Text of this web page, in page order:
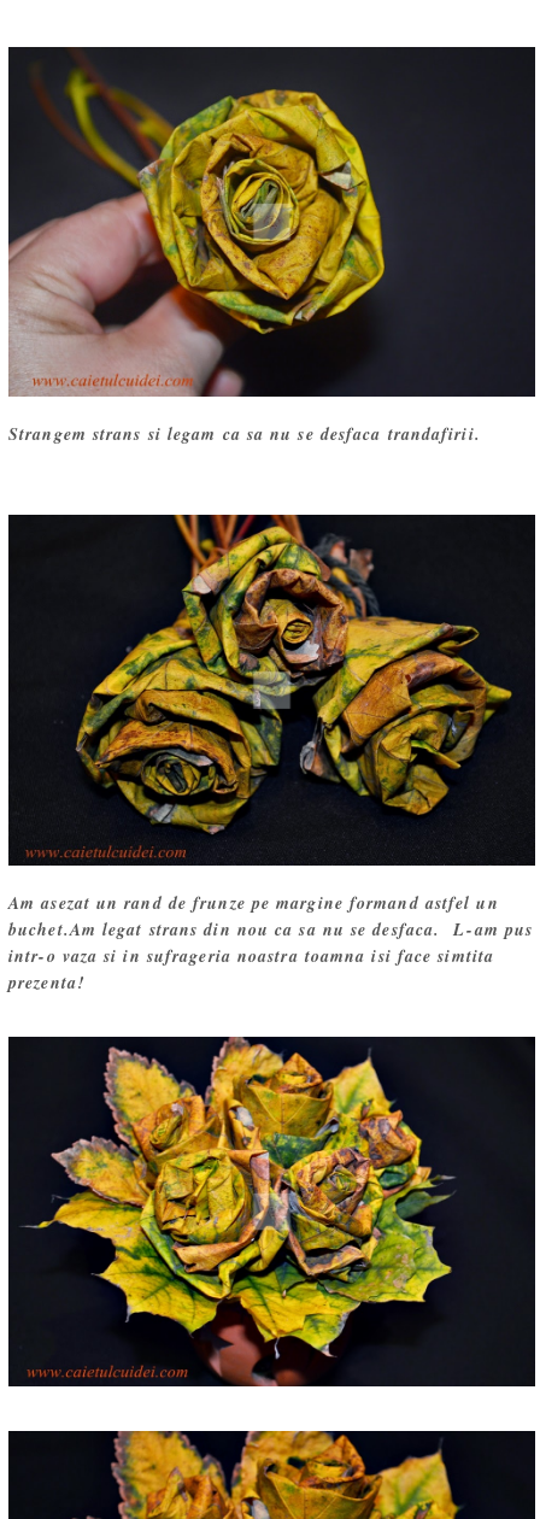
Strangem strans si legam ca sa nu se desfaca trandafirii.
Am asezat un rand de frunze pe margine formand astfel un
buchet.Am legat strans din nou ca sa nu se desfaca. L-am pus
intr-o vaza si in sufrageria noastra toamna isi face simtita
prezenta!